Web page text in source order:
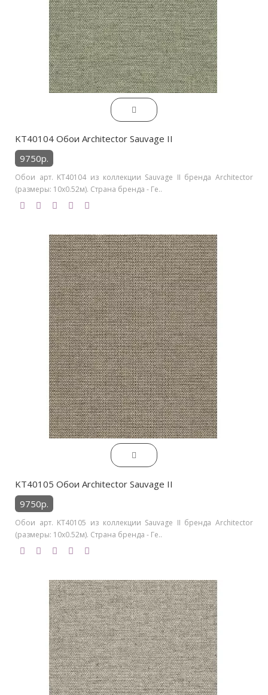
KT40104 Обои Architector Sauvage II
9750р.
Обои арт. KT40104 из коллекции Sauvage II бренда Architector
(размеры: 10х0.52м). Страна бренда - Ге..
KT40105 Обои Architector Sauvage II
9750р.
Обои арт. KT40105 из коллекции Sauvage II бренда Architector
(размеры: 10х0.52м). Страна бренда - Ге..